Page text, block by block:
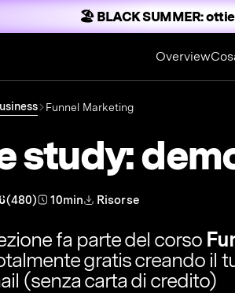
🏖️ BLACK SUMMER:
Overview
Funnel Marketing
study:
(480) 10min Risorse
fa parte del corso
gratis creando il
(senza carta di credito)